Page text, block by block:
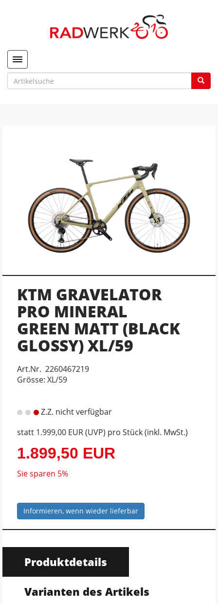
Toggle navigation
KTM GRAVELATOR
PRO MINERAL
GREEN MATT (BLACK
GLOSSY) XL/59
Art.Nr. 2260467219
Grösse: XL/59
Z.Z. nicht verfügbar
statt 1.999,00 EUR(UVP) pro Stück (inkl. MwSt.)
1.899,50 EUR
Sie sparen 5%
Informieren, wenn wieder lieferbar
Produktdetails
Varianten des Artikels